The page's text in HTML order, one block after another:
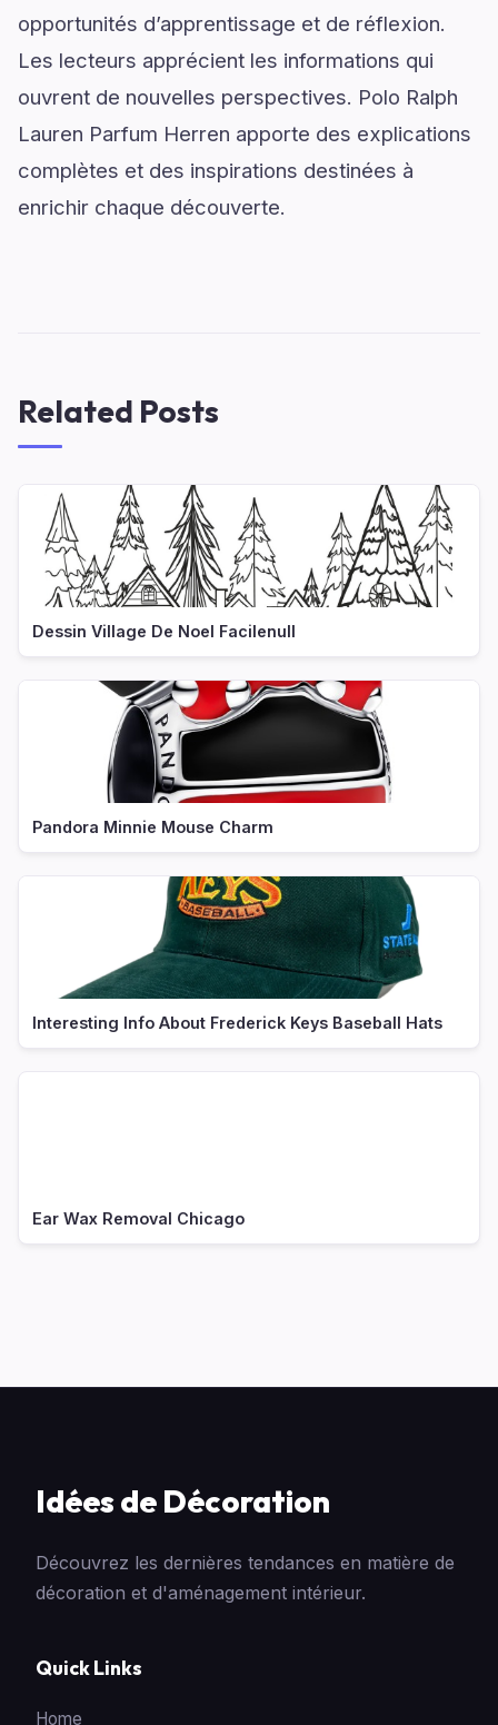
opportunités d’apprentissage et de réflexion.
Les lecteurs apprécient les informations qui
ouvrent de nouvelles perspectives. Polo Ralph
Lauren Parfum Herren apporte des explications
complètes et des inspirations destinées à
enrichir chaque découverte.
Related Posts
Dessin Village De Noel Facilenull
Pandora Minnie Mouse Charm
Interesting Info About Frederick Keys Baseball Hats
Ear Wax Removal Chicago
Idées de Décoration
Découvrez les dernières tendances en matière de
décoration et d'aménagement intérieur.
Quick Links
Home